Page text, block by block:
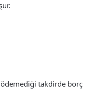
ödemediği takdirde borç